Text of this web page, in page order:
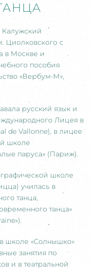
Циолковского с
в Москве и
пособия
«Вербум-М»,
русский язык и
Лицея в
de Vallonne), в лицее
школе
паруса» (Париж).
школе
училась в
танца,
танца»
школе «Солнышко»
занятия по
и в театральной